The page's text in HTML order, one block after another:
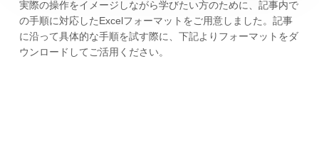
実際の操作をイメージしながら学びたい方のために、記事内で
の手順に対応したExcelフォーマットをご用意しました。記事
に沿って具体的な手順を試す際に、下記よりフォーマットをダ
ウンロードしてご活用ください。